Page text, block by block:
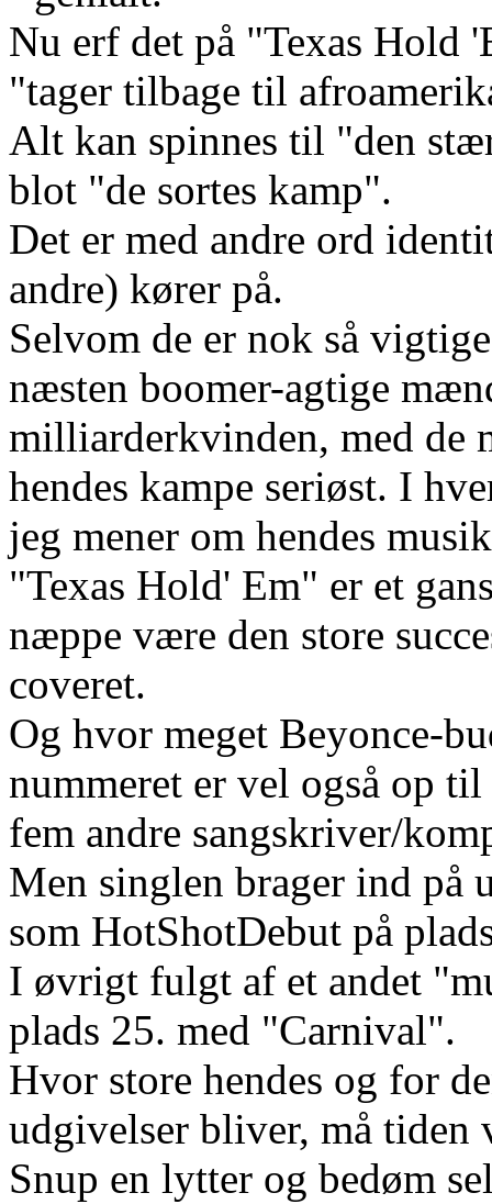
Nu erf det på "Texas Hold
"tager tilbage til
Alt kan spinnes til "den
blot "de sortes kamp".
Det er med andre ord
andre) kører på.
Selvom de er nok så
næsten boomer-agtige
milliarderkvinden, med de
hendes kampe seriøst. I
jeg mener om hendes
"Texas Hold' Em" er et
næppe være den store
coveret.
Og hvor meget Beyonce-
nummeret er vel også op
fem andre sangskriver/
Men singlen brager ind på
som HotShotDebut på
I øvrigt fulgt af et andet
plads 25. med "Carnival".
Hvor store hendes og for
udgivelser bliver, må tiden
Snup en lytter og bedøm